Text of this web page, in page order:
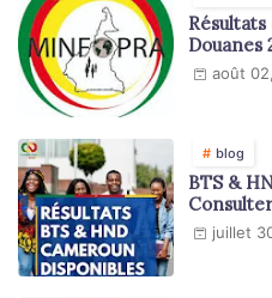
Douanes
août
blog
BTS &
juillet